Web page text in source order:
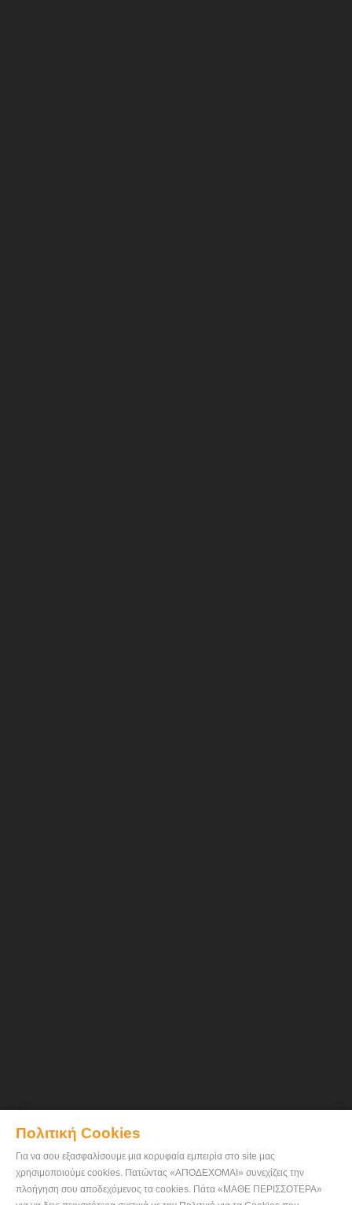
Πολιτική Cookies
Για να σου εξασφαλίσουμε μια κορυφαία εμπειρία στο site μας
χρησιμοποιούμε cookies. Πατώντας «ΑΠΟΔΕΧΟΜΑΙ» συνεχίζεις την
πλοήγηση σου αποδεχόμενος τα cookies. Πάτα «ΜΑΘΕ ΠΕΡΙΣΣΟΤΕΡΑ»